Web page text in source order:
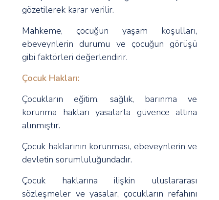
gözetilerek karar verilir.
Mahkeme, çocuğun yaşam koşulları,
ebeveynlerin durumu ve çocuğun görüşü
gibi faktörleri değerlendirir.
Çocuk Hakları:
Çocukların eğitim, sağlık, barınma ve
korunma hakları yasalarla güvence altına
alınmıştır.
Çocuk haklarının korunması, ebeveynlerin ve
devletin sorumluluğundadır.
Çocuk haklarına ilişkin uluslararası
sözleşmeler ve yasalar, çocukların refahını